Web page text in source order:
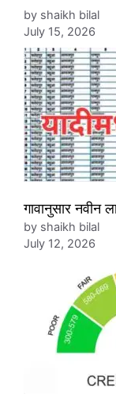
by shaikh bilal
July 15, 2026
गावानुसार नवीन
by shaikh bilal
July 12, 2026